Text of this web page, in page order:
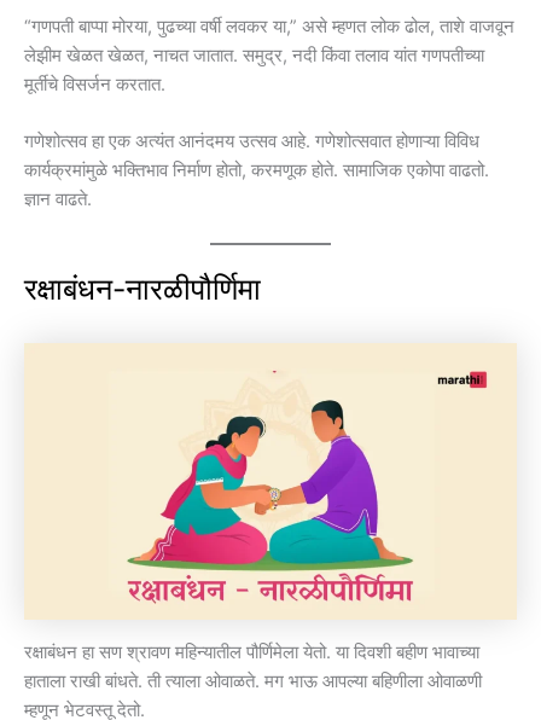
“गणपती बाप्पा मोरया, पुढच्या वर्षी लवकर या,” असे म्हणत लोक ढोल, ताशे वाजवून
लेझीम खेळत खेळत, नाचत जातात. समुद्र, नदी किंवा तलाव यांत गणपतीच्या
मूर्तीचे विसर्जन करतात.
गणेशोत्सव हा एक अत्यंत आनंदमय उत्सव आहे. गणेशोत्सवात होणाऱ्या विविध
कार्यक्रमांमुळे भक्तिभाव निर्माण होतो, करमणूक होते. सामाजिक एकोपा वाढतो.
ज्ञान वाढते.
रक्षाबंधन-नारळीपौर्णिमा
रक्षाबंधन हा सण श्रावण महिन्यातील पौर्णिमेला येतो. या दिवशी बहीण भावाच्या
हाताला राखी बांधते. ती त्याला ओवाळते. मग भाऊ आपल्या बहिणीला ओवाळणी
म्हणून भेटवस्तू देतो.